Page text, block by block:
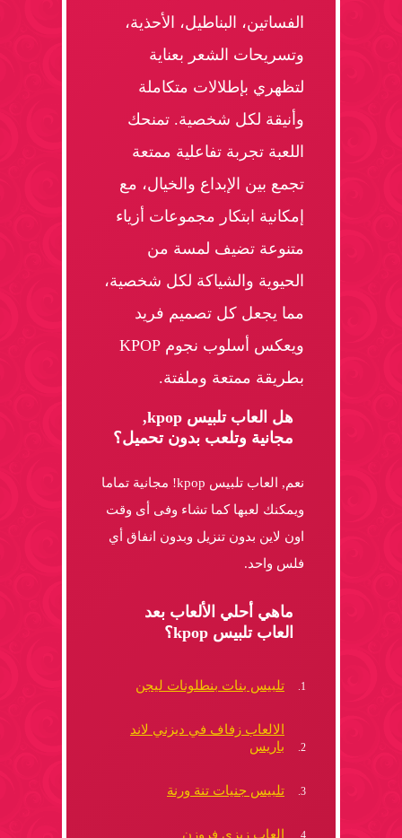
الفساتين، البناطيل، الأحذية،
وتسريحات الشعر بعناية
لتظهري بإطلالات متكاملة
وأنيقة لكل شخصية. تمنحك
اللعبة تجربة تفاعلية ممتعة
تجمع بين الإبداع والخيال، مع
إمكانية ابتكار مجموعات أزياء
متنوعة تضيف لمسة من
الحيوية والشياكة لكل شخصية،
مما يجعل كل تصميم فريد
ويعكس أسلوب نجوم KPOP
بطريقة ممتعة وملفتة.
هل العاب تلبيس kpop,
مجانية وتلعب بدون تحميل؟
نعم, العاب تلبيس kpop! مجانية تماما
ويمكنك لعبها كما تشاء وفى أى وقت
اون لاين بدون تنزيل وبدون انفاق أي
فلس واحد.
ماهي أحلي الألعاب بعد
العاب تلبيس kpop؟
تلبيس بنات بنطلونات ليجن
الالعاب زفاف في ديزني لاند
باريس
تلبيس جنيات تنة ورنة
العاب زيزي فروزن